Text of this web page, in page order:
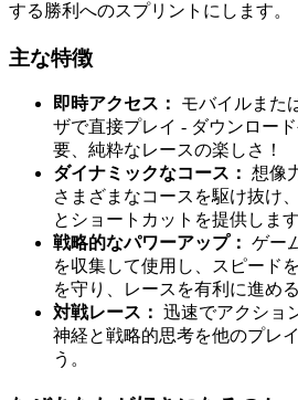
する勝利へのスプリントにします。
主な特徴
即時アクセス：
モバイルまた
ザで直接プレイ - ダウンロー
要、純粋なレースの楽しさ！
ダイナミックなコース： 想像
さまざまなコースを駆け抜け
とショートカットを提供します
戦略的なパワーアップ： ゲー
を収集して使用し、スピード
を守り、レースを有利に進め
対戦レース： 迅速でアクショ
神経と戦略的思考を他のプレ
う。